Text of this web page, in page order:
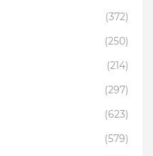
(372)
(250)
(214)
(297)
(623)
(579)